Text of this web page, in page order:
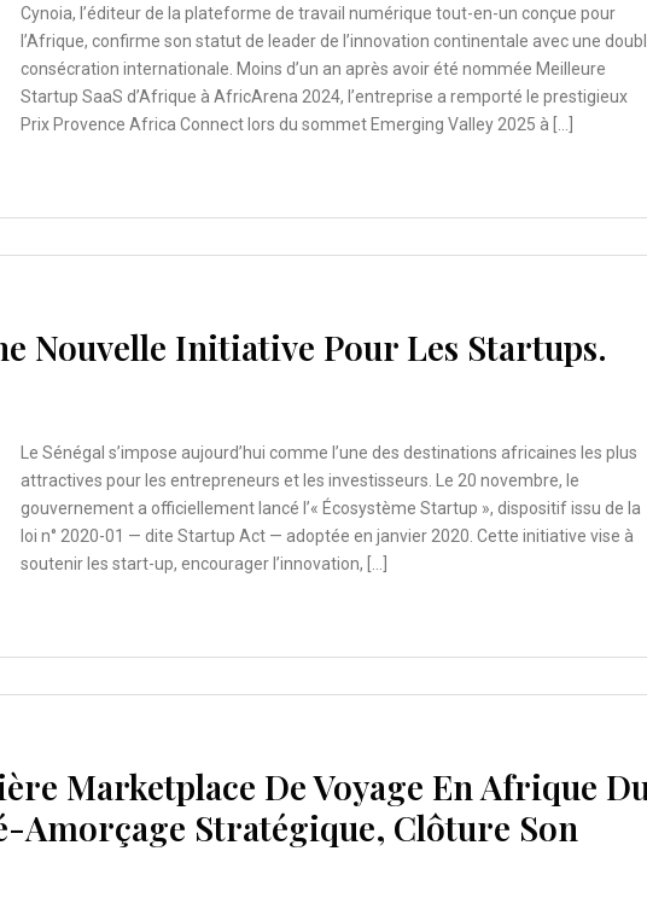
Cynoia, l’éditeur de la plateforme de travail numérique tout-en-un conçue pour
l’Afrique, confirme son statut de leader de l’innovation continentale avec une
consécration internationale. Moins d’un an après avoir été nommée Meilleure
Startup SaaS d’Afrique à AfricArena 2024, l’entreprise a remporté le prestigieux
Prix Provence Africa Connect lors du sommet Emerging Valley 2025 à […]
Nouvelle Initiative Pour Les Startups.
Le Sénégal s’impose aujourd’hui comme l’une des destinations africaines les plus
attractives pour les entrepreneurs et les investisseurs. Le 20 novembre, le
gouvernement a officiellement lancé l’« Écosystème Startup », dispositif issu de la
loi n° 2020-01 — dite Startup Act — adoptée en janvier 2020. Cette initiative vise à
soutenir les start-up, encourager l’innovation, […]
Marketplace De Voyage En Afrique
Amorçage Stratégique, Clôture Son